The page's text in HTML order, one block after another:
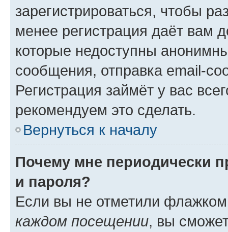
зарегистрироваться, чтобы
менее регистрация даёт вам
которые недоступны
сообщения, отправка email-
Регистрация займёт у вас
рекомендуем это сделать.
Вернуться к началу
Почему мне периодически
и пароля?
Если вы не отметили
каждом посещении, вы